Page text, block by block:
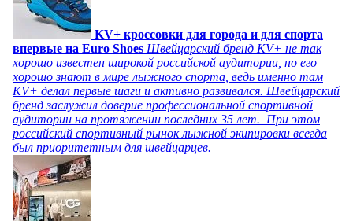
KV+ кроссовки для города и для спорта
впервые на Euro Shoes Швейцарский бренд KV+ не так
хорошо известен широкой российской аудитории, но его
хорошо знают в мире лыжного спорта, ведь именно там
KV+ делал первые шаги и активно развивался. Швейцарский
бренд заслужил доверие профессиональной спортивной
аудитории на протяжении последних 35 лет. При этом
российский спортивный рынок лыжной экипировки всегда
был приоритетным для швейцарцев.